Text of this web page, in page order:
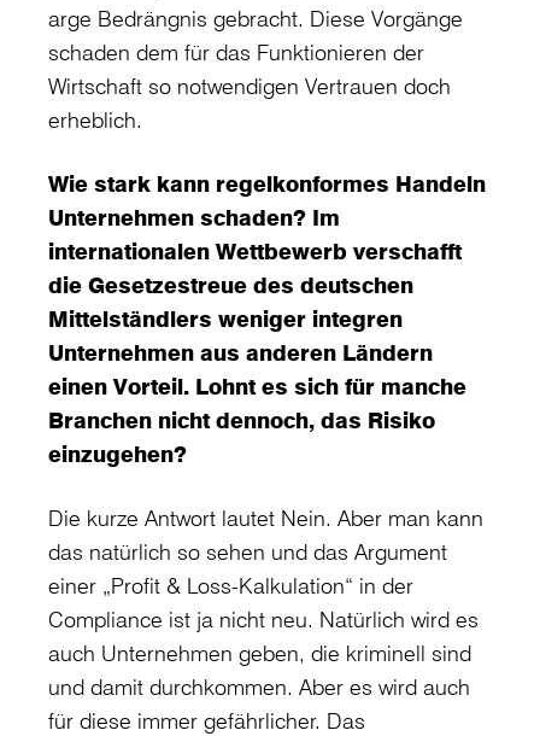
arge Bedrängnis gebracht. Diese Vorgänge
schaden dem für das Funktionieren der
Wirtschaft so notwendigen Vertrauen doch
erheblich.
Wie stark kann regelkonformes Handeln
Unternehmen schaden? Im
internationalen Wettbewerb verschafft
die Gesetzestreue des deutschen
Mittelständlers weniger integren
Unternehmen aus anderen Ländern
einen Vorteil. Lohnt es sich für manche
Branchen nicht dennoch, das Risiko
einzugehen?
Die kurze Antwort lautet Nein. Aber man kann
das natürlich so sehen und das Argument
einer „Profit & Loss-Kalkulation“ in der
Compliance ist ja nicht neu. Natürlich wird es
auch Unternehmen geben, die kriminell sind
und damit durchkommen. Aber es wird auch
für diese immer gefährlicher. Das